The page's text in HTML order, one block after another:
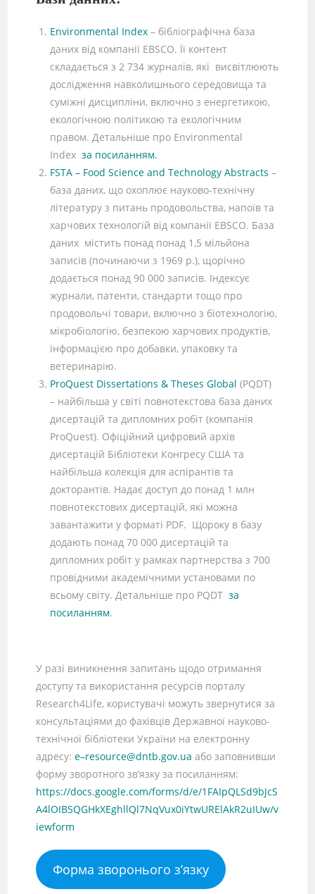
Environmental Index – бібліографічна база
даних від компанії EBSCO. Її контент
складається з 2 734 журналів, які висвітлюють
дослідження навколишнього середовища та
суміжні дисципліни, включно з енергетикою,
екологічною політикою та екологічним
правом. Детальніше про Environmental
Indexза посиланням.
FSTA – Food Science and Technology Abstracts –
база даних, що охоплює науково-технічну
літературу з питань продовольства, напоїв та
харчових технологій від компанії EBSCO. База
даних містить понад понад 1,5 мільйона
записів (починаючи з 1969 р.), щорічно
додається понад 90 000 записів. Індексує
журнали, патенти, стандарти тощо про
продовольчі товари, включно з біотехнологію,
мікробіологію, безпекою харчових продуктів,
інформацією про добавки, упаковку та
ветеринарію.
ProQuest Dissertations & Theses Global (PQDT)
– найбільша у світі повнотекстова база даних
дисертацій та дипломних робіт (компанія
ProQuest). Офіційний цифровий архів
дисертацій Бібліотеки Конгресу США та
найбільша колекція для аспірантів та
докторантів. Надає доступ до понад 1 млн
повнотекстових дисертацій, які можна
завантажити у форматі PDF. Щороку в базу
додають понад 70 000 дисертацій та
дипломних робіт у рамках партнерства з 700
провідними академічними установами по
всьому світу. Детальніше про PQDTза
посиланням.
У разі виникнення запитань щодо отримання
доступу та використання ресурсів порталу
Research4Life, користувачі можуть звернутися за
консультаціями до фахівців Державної науково-
технічної бібліотеки України на електронну
адресу:e–resource@dntb.gov.ua або заповнивши
форму зворотного зв’язку за посиланням:
https://docs.google.com/forms/d/e/1FAIpQLSd9bJcS
A4lOIBSQGHkXEghllQl7NqVux0iYtwURElAkR2uIUw/v
iewform
Форма зворонього з’язку